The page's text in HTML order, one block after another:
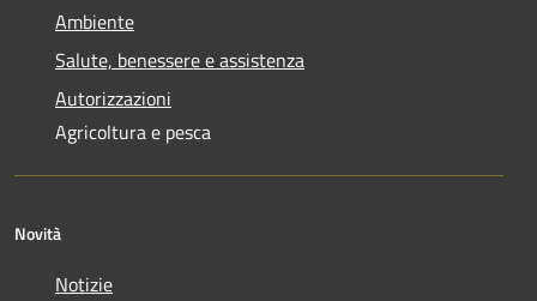
Ambiente
Salute, benessere e assistenza
Autorizzazioni
Agricoltura e pesca
Novità
Notizie